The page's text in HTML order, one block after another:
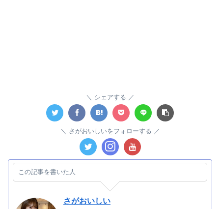
シェアする
さがおいしいをフォローする
この記事を書いた人
さがおいしい